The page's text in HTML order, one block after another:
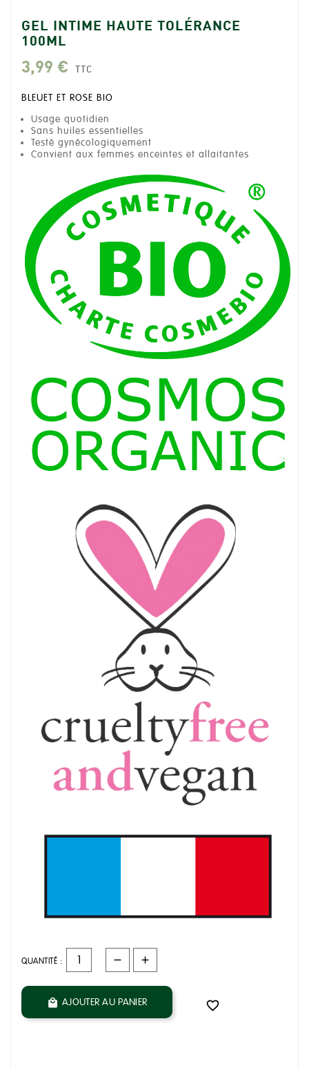
GEL INTIME HAUTE TOLÉRANCE
100ML
3,99 € TTC
BLEUET ET ROSE BIO
Usage quotidien
Sans huiles essentielles
Testé gynécologiquement
Convient aux femmes enceintes et allaitantes
QUANTITÉ :
 AJOUTER AU PANIER 